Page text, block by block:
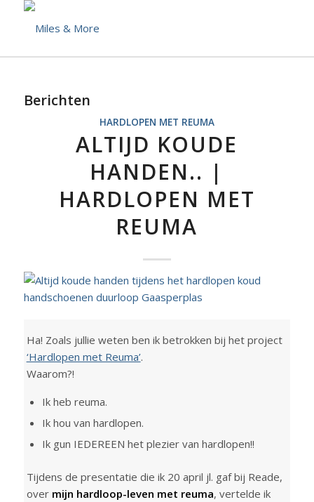
Berichten
HARDLOPEN MET REUMA
ALTIJD KOUDE
HANDEN.. |
HARDLOPEN MET
REUMA
Ha! Zoals jullie weten ben ik betrokken bij het project
‘Hardlopen met Reuma’.
Waarom?!
Ik heb reuma.
Ik hou van hardlopen.
Ik gun IEDEREEN het plezier van hardlopen!!
Tijdens de presentatie die ik 20 april jl. gaf bij Reade,
over mijn hardloop-leven met reuma, vertelde ik